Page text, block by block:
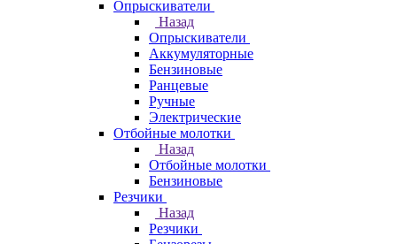
Опрыскиватели
Назад
Опрыскиватели
Аккумуляторные
Бензиновые
Ранцевые
Ручные
Электрические
Отбойные молотки
Назад
Отбойные молотки
Бензиновые
Резчики
Назад
Резчики